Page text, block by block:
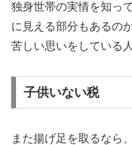
独身世帯の実情を知っ
に見える部分もあるの
苦しい思いをしている
子供いない税
また揚げ足を取るなら